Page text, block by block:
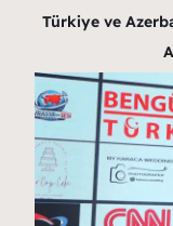
Türkiye ve